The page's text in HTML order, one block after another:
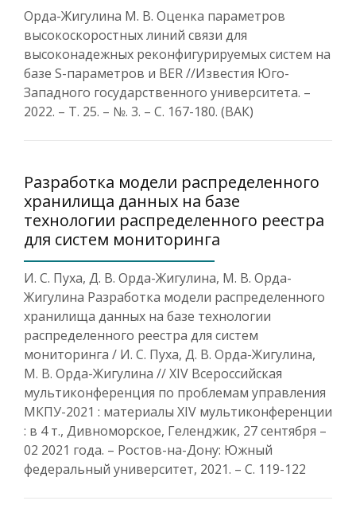
Орда-Жигулина М. В. Оценка параметров
высокоскоростных линий связи для
высоконадежных реконфигурируемых систем на
базе S-параметров и BER //Известия Юго-
Западного государственного университета. –
2022. – Т. 25. – №. 3. – С. 167-180. (ВАК)
Разработка модели распределенного
хранилища данных на базе
технологии распределенного реестра
для систем мониторинга
И. С. Пуха, Д. В. Орда-Жигулина, М. В. Орда-
Жигулина Разработка модели распределенного
хранилища данных на базе технологии
распределенного реестра для систем
мониторинга / И. С. Пуха, Д. В. Орда-Жигулина,
М. В. Орда-Жигулина // XIV Всероссийская
мультиконференция по проблемам управления
МКПУ-2021 : материалы XIV мультиконференции
: в 4 т., Дивноморское, Геленджик, 27 сентября –
02 2021 года. – Ростов-на-Дону: Южный
федеральный университет, 2021. – С. 119-122